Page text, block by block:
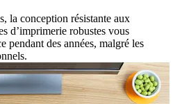
la conception résistante aux
d’imprimerie robustes vous
pendant des années, malgré les